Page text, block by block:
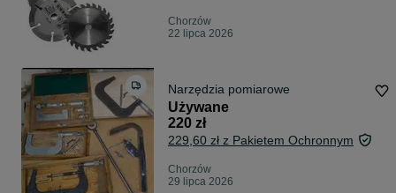
Chorzów
22 lipca 2026
Narzędzia pomiarowe
Używane
220 zł
229,60 zł z Pakietem Ochronnym
Chorzów
29 lipca 2026